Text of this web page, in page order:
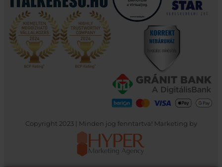
Copyright 2023 | Minden jog fenntartva! Marketing by